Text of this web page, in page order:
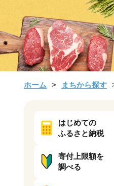
ホーム まちから探す
はじめての
ふるさと納税
寄付上限額を
調べる